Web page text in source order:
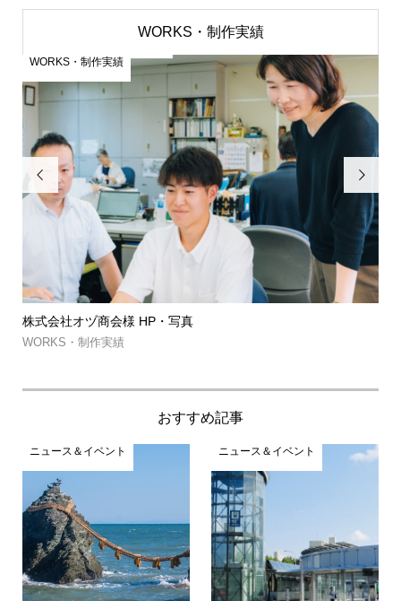
WORKS・制作実績

株式会社オヅ商会様 HP・写真
WORKS・制作実績
WORKS・制作実績

おすすめ記事
ニュース＆イベント ニュース＆イベント